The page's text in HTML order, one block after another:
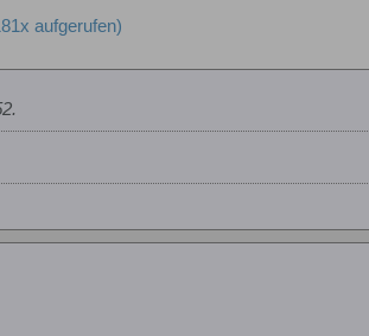
aufgerufen)
.